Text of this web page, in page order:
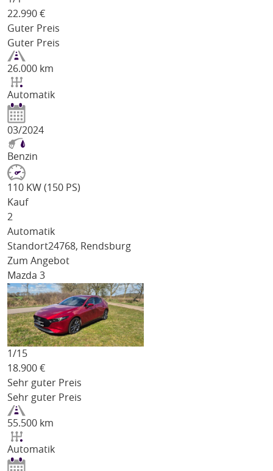
22.990 €
Guter Preis
Guter Preis
26.000 km
Automatik
03/2024
Benzin
110 KW (150 PS)
Kauf
2
Automatik
Standort24768, Rendsburg
Zum Angebot
Mazda 3
1/15
18.900 €
Sehr guter Preis
Sehr guter Preis
55.500 km
Automatik